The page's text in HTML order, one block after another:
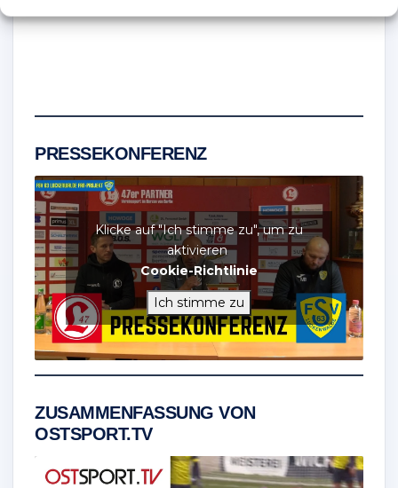
PRESSEKONFERENZ
Klicke auf "Ich stimme zu", um zu
aktivieren
Cookie-Richtlinie
Ich stimme zu
ZUSAMMENFASSUNG VON
OSTSPORT.TV